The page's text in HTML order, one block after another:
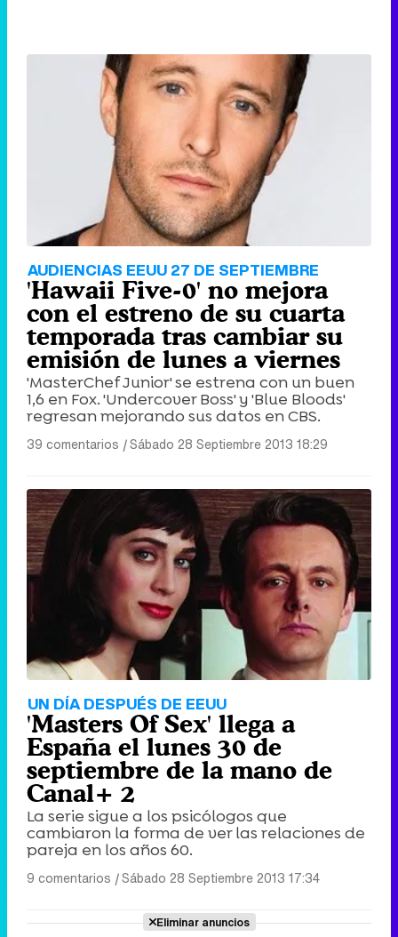
AUDIENCIAS EEUU 27 DE SEPTIEMBRE
'Hawaii Five-0' no mejora
con el estreno de su cuarta
temporada tras cambiar su
emisión de lunes a viernes
'MasterChef Junior' se estrena con un buen
1,6 en Fox. 'Undercover Boss' y 'Blue Bloods'
regresan mejorando sus datos en CBS.
39 comentarios |Sábado 28 Septiembre 2013 18:29
UN DÍA DESPUÉS DE EEUU
'Masters Of Sex' llega a
España el lunes 30 de
septiembre de la mano de
Canal+ 2
La serie sigue a los psicólogos que
cambiaron la forma de ver las relaciones de
pareja en los años 60.
9 comentarios |Sábado 28 Septiembre 2013 17:34
Eliminar anuncios